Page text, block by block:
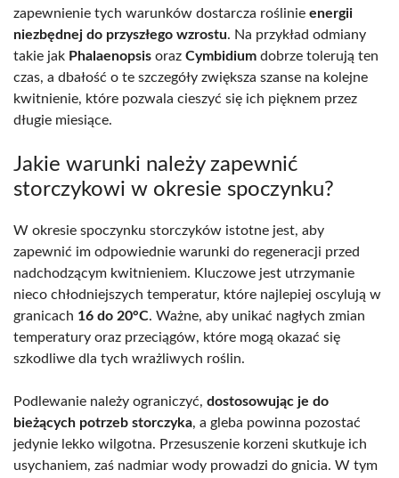
zapewnienie tych warunków dostarcza roślinie energii
niezbędnej do przyszłego wzrostu. Na przykład odmiany
takie jak Phalaenopsis oraz Cymbidium dobrze tolerują ten
czas, a dbałość o te szczegóły zwiększa szanse na kolejne
kwitnienie, które pozwala cieszyć się ich pięknem przez
długie miesiące.
Jakie warunki należy zapewnić
storczykowi w okresie spoczynku?
W okresie spoczynku storczyków istotne jest, aby
zapewnić im odpowiednie warunki do regeneracji przed
nadchodzącym kwitnieniem. Kluczowe jest utrzymanie
nieco chłodniejszych temperatur, które najlepiej oscylują w
granicach 16 do 20°C. Ważne, aby unikać nagłych zmian
temperatury oraz przeciągów, które mogą okazać się
szkodliwe dla tych wrażliwych roślin.
Podlewanie należy ograniczyć, dostosowując je do
bieżących potrzeb storczyka, a gleba powinna pozostać
jedynie lekko wilgotna. Przesuszenie korzeni skutkuje ich
usychaniem, zaś nadmiar wody prowadzi do gnicia. W tym